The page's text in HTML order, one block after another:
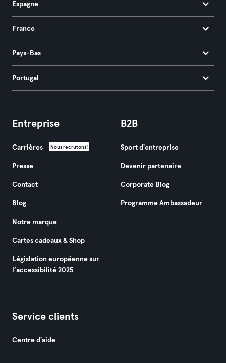
Espagne
France
Pays-Bas
Portugal
Entreprise
Carrières Nous recrutons!
Presse
Contact
Blog
Notre marque
Cartes cadeaux & Shop
Législation européenne sur
l’accessibilité 2025
B2B
Sport d'entreprise
Devenir partenaire
Corporate Blog
Programme Ambassadeur
Service clients
Centre d'aide